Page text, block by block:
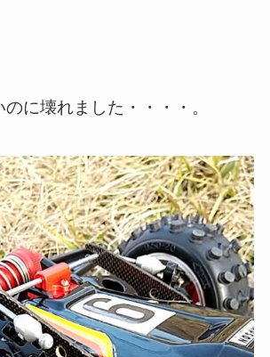
に壊れました・・・・。